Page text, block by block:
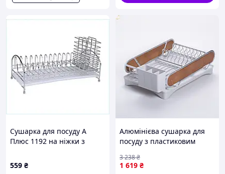
Сушарка для посуду А
Плюс 1192 на ніжки з
559 ₴
Алюмінієва сушарка для
посуду з пластиковим
модель HP-46-9-A
1 619 ₴
3 238₴